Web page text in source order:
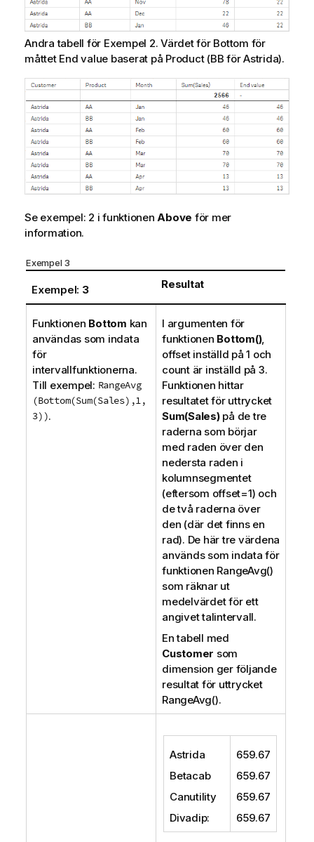
Andra tabell för Exempel 2. Värdet för Bottom för
måttet End value baserat på Product(BB förAstrida).
Se exempel: 2 i funktionen Above för mer
information.
Exempel 3
Exempel: 3 Resultat
Funktionen Bottom kan
användas som indata
för
intervallfunktionerna.
Till exempel: RangeAvg
(Bottom(Sum(Sales),1,
3)).
I argumenten för
funktionen Bottom(),
offsetinställd på 1 och
countär inställd på 3.
Funktionen hittar
resultatet för uttrycket
Sum(Sales)på de tre
raderna som börjar
med raden över den
nedersta raden i
kolumnsegmentet
(eftersom offset=1) och
de två raderna över
den (där det finns en
rad). De här tre värdena
används som indata för
funktionen RangeAvg()
som räknar ut
medelvärdet för ett
angivet talintervall.
En tabell med
Customer som
dimension ger följande
resultat för uttrycket
RangeAvg().
Astrida
Betacab
Canutility
Divadip:
659.67
659.67
659.67
659.67